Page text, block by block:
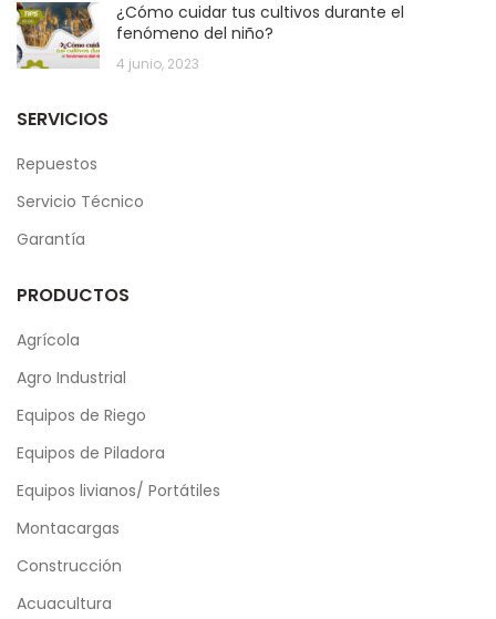
¿Cómo cuidar tus cultivos durante el
fenómeno del niño?
4 junio, 2023
SERVICIOS
Repuestos
Servicio Técnico
Garantía
PRODUCTOS
Agrícola
Agro Industrial
Equipos de Riego
Equipos de Piladora
Equipos livianos/ Portátiles
Montacargas
Construcción
Acuacultura